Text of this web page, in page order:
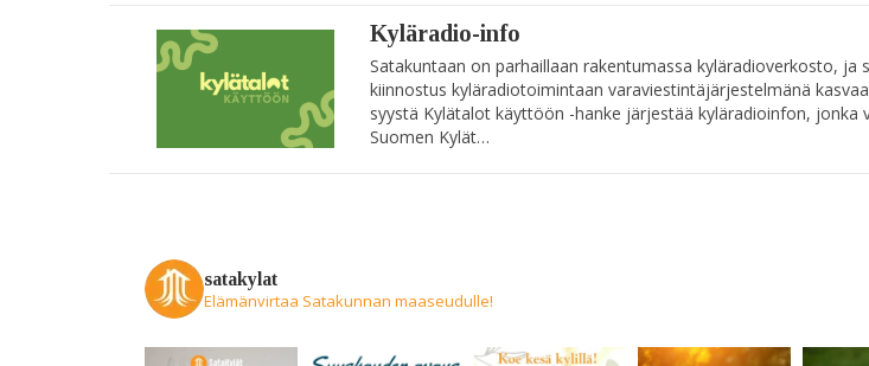
Kyläradio-info
Satakuntaan on parhaillaan rakentumassa kyläradioverkosto, ja
kiinnostus kyläradiotoimintaan varaviestintäjärjestelmänä
syystä Kylätalot käyttöön -hanke järjestää kyläradioinfon, jonka
Suomen Kylät…
satakylat
Elämänvirtaa Satakunnan maaseudulle!